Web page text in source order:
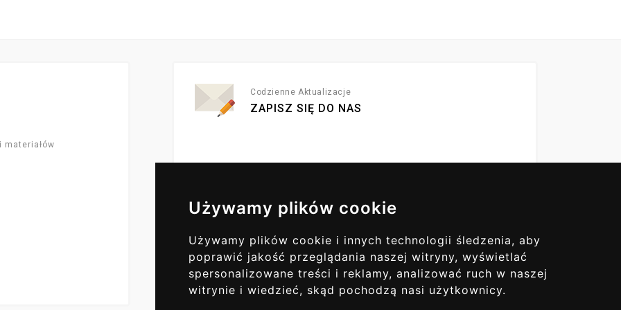
Używamy plików cookie
Używamy plików cookie i innych technologii śledzenia, aby
poprawić jakość przeglądania naszej witryny, wyświetlać
spersonalizowane treści i reklamy, analizować ruch w naszej
witrynie i wiedzieć, skąd pochodzą nasi użytkownicy.
materiałów
Codzienne Aktualizacje
ZAPISZ SIĘ DO NAS